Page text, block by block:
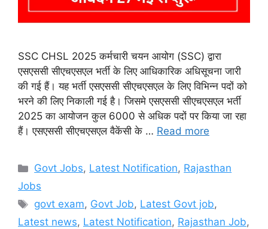
SSC CHSL 2025 कर्मचारी चयन आयोग (SSC) द्वारा
एसएससी सीएचएसएल भर्ती के लिए आधिकारिक अधिसूचना जारी
की गई हैं। यह भर्ती एसएससी सीएचएसएल के लिए विभिन्न पदों को
भरने की लिए निकाली गई है। जिसमे एसएससी सीएचएसएल भर्ती
2025 का आयोजन कुल 6000 से अधिक पदों पर किया जा रहा
हैं। एसएससी सीएचएसएल वैकेंसी के … Read more
Categories
Govt Jobs, Latest Notification, Rajasthan
Jobs
Tags
govt exam, Govt Job, Latest Govt job,
Latest news, Latest Notification, Rajasthan Job,